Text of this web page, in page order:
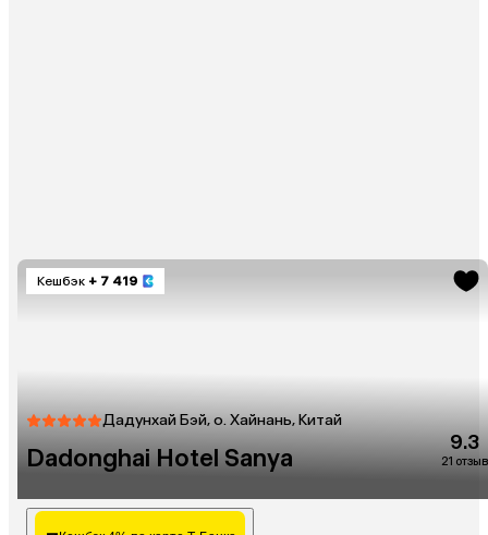
Кешбэк + 7 419
Дадунхай Бэй, о. Хайнань, Китай
Dadonghai Hotel Sanya
9.3
21 отзыв